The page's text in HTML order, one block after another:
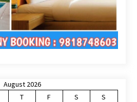
August 2026
T F S
S